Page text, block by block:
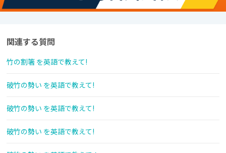
関連する質問
竹の割箸 を英語で教えて!
破竹の勢い を英語で教えて!
破竹の勢い を英語で教えて!
破竹の勢い を英語で教えて!